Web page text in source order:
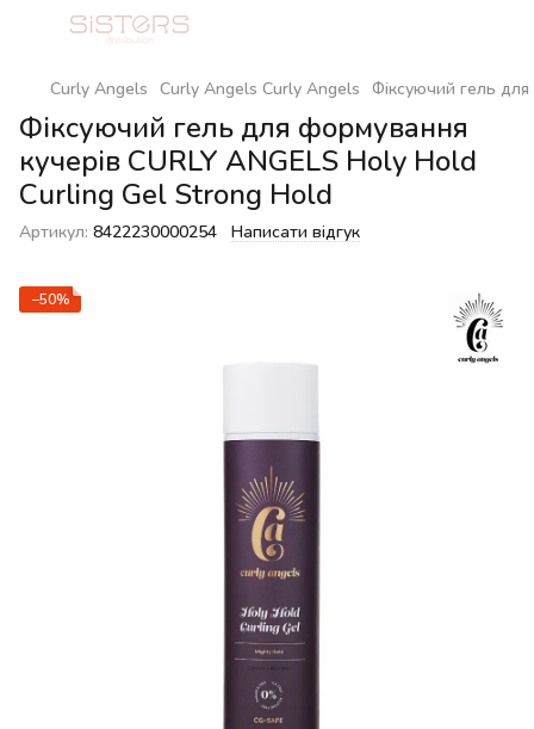
Curly Angels Curly Angels Curly Angels Фіксуючий гель
Фіксуючий гель для формування
кучерів CURLY ANGELS Holy Hold
Curling Gel Strong Hold
Артикул: 8422230000254 Написати відгук
−50%